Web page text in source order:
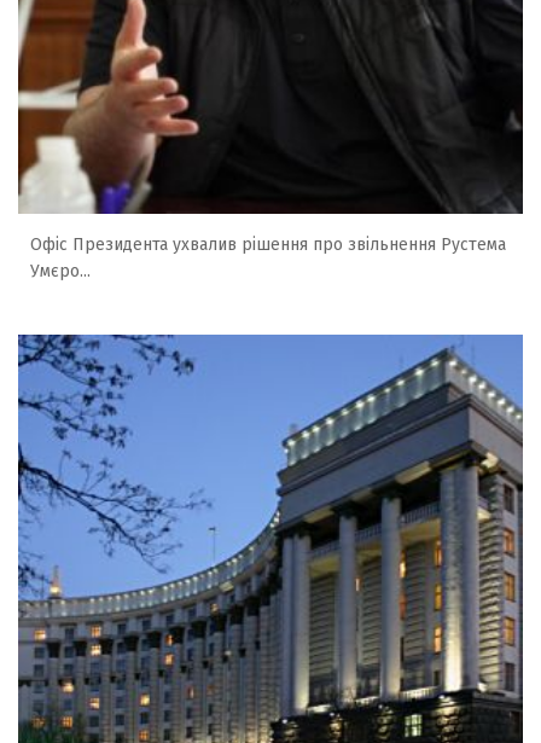
Офіс Президента ухвалив рішення про звільнення Рустема
Умєро...